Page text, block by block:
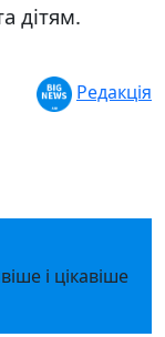
дітям.
Редакція
і цікавіше